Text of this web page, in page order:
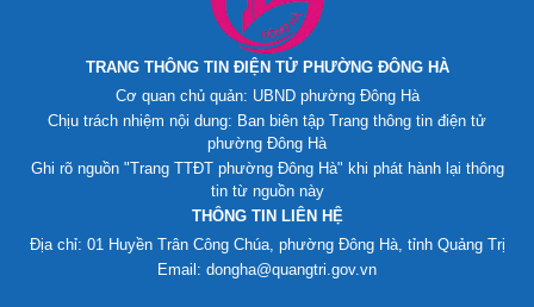
TRANG THÔNG TIN ĐIỆN TỬ PHƯỜNG ĐÔNG HÀ
Cơ quan chủ quản: UBND phường Đông Hà
Chịu trách nhiệm nội dung: Ban biên tập Trang thông tin điện tử
phường Đông Hà
Ghi rõ nguồn "Trang TTĐT phường Đông Hà" khi phát hành lại thông
tin từ nguồn này
THÔNG TIN LIÊN HỆ
Địa chỉ: 01 Huyền Trân Công Chúa, phường Đông Hà, tỉnh Quảng Trị
Email: dongha@quangtri.gov.vn